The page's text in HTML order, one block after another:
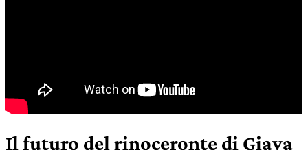
Il futuro del rinoceronte di Giava